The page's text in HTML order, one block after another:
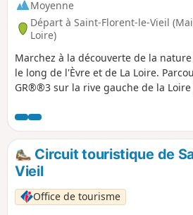
Moyenne
Départ à Saint-Florent-le-Vieil
Loire)
Marchez à la découverte de la
le long de l'Èvre et de La Loire.
GR®®3 sur la rive gauche de la
Saint-Florent-le-Vieil : l'abbaye et
Promenade Julien Gracq et la
Dame du Marillais. Au retour de votre
randonnée, profitez du panorama
de la Loire, vue de l'esplanade du
Montglonne.
Circuit touristique de
Vieil
Office de tourisme